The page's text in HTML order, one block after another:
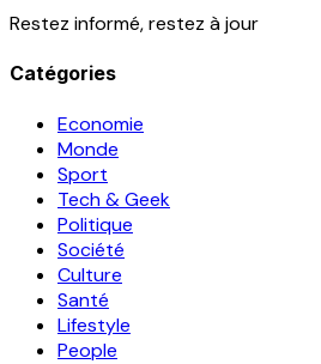
Restez informé, restez à jour
Catégories
Economie
Monde
Sport
Tech & Geek
Politique
Société
Culture
Santé
Lifestyle
People